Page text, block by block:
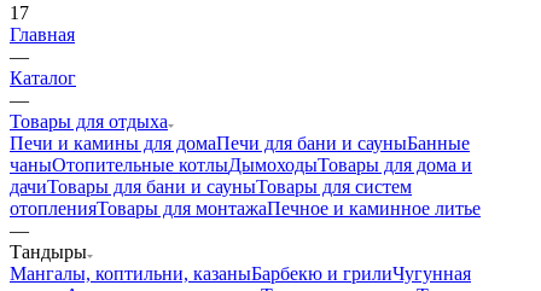
17
Главная
—
Каталог
—
Товары для отдыха
Печи и камины для домаПечи для бани и сауныБанные
чаныОтопительные котлыДымоходыТовары для дома и
дачиТовары для бани и сауныТовары для систем
отопленияТовары для монтажаПечное и каминное литье
—
Тандыры
Мангалы, коптильни, казаныБарбекю и грилиЧугунная